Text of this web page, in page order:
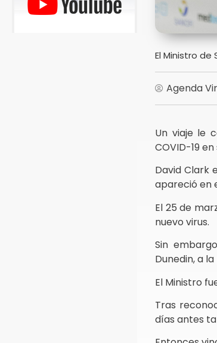
El Ministro
Agenda
Un viaje le
COVID-19
David Clark
apareció en
El 25 de
nuevo virus.
Sin
Dunedin, a
El Ministro
Tras
días antes